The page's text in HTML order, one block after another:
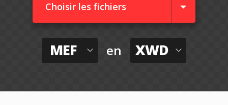
Choisir les fichiers
MEF en XWD